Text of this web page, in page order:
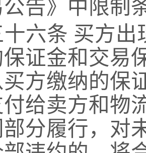
公告》中限制
六条 买方出
证金和交易
方缴纳的保
给卖方和物
部分履行，对